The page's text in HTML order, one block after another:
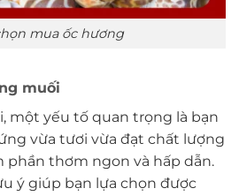
mua ốc hương
muối
một yếu tố quan trọng là bạn
vừa tươi vừa đạt chất lượng
phần thơm ngon và hấp dẫn.
ý giúp bạn lựa chọn được